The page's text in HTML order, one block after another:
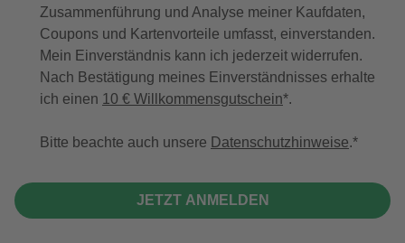
Zusammenführung und Analyse meiner Kaufdaten,
Coupons und Kartenvorteile umfasst, einverstanden.
Mein Einverständnis kann ich jederzeit widerrufen.
Nach Bestätigung meines Einverständnisses erhalte
ich einen 10 € Willkommensgutschein*.
Bitte beachte auch unsere Datenschutzhinweise.
JETZT ANMELDEN